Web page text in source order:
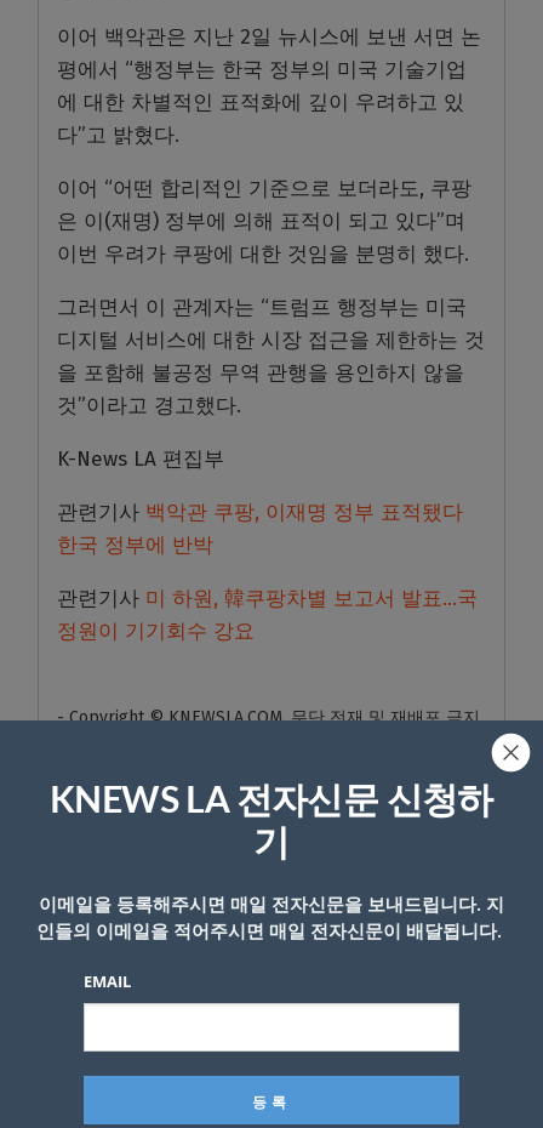
이어 백악관은 지난 2일 뉴시스에 보낸 서면 논
평에서 “행정부는 한국 정부의 미국 기술기업
에 대한 차별적인 표적화에 깊이 우려하고 있
다”고 밝혔다.
이어 “어떤 합리적인 기준으로 보더라도, 쿠팡
은 이(재명) 정부에 의해 표적이 되고 있다”며
이번 우려가 쿠팡에 대한 것임을 분명히 했다.
그러면서 이 관계자는 “트럼프 행정부는 미국
디지털 서비스에 대한 시장 접근을 제한하는 것
을 포함해 불공정 무역 관행을 용인하지 않을
것”이라고 경고했다.
K-News LA 편집부
관련기사 백악관 쿠팡, 이재명 정부 표적됐다
한국 정부에 반박
관련기사 미 하원, 韓쿠팡차별 보고서 발표…국
정원이 기기회수 강요
- Copyright © KNEWSLA.COM, 무단 전재 및 재배포 금지
답글 남기기
KNEWS LA 전자신문 신청하
기
이메일을 등록해주시면 매일 전자신문을 보내드립니다. 지
인들의 이메일을 적어주시면 매일 전자신문이 배달됩니다.
EMAIL